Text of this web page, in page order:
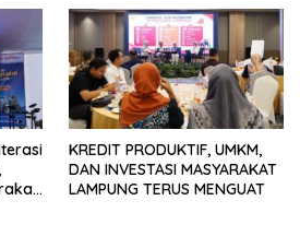
KREDIT PRODUKTIF, UMKM,
DAN INVESTASI MASYARAKAT
LAMPUNG TERUS MENGUAT